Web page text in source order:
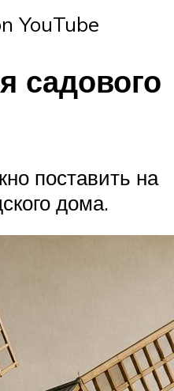
YouTube
садового
поставить на
дома.